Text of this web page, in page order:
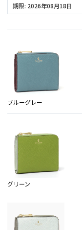
期限: 2026年08月18日
ブルーグレー
グリーン